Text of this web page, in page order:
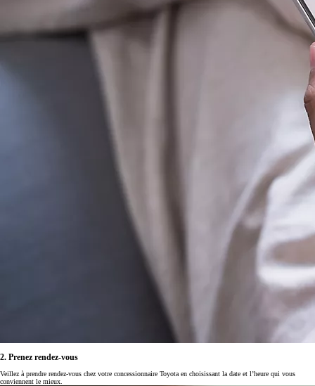
2. Prenez rendez-vous
Veillez à prendre rendez-vous chez votre concessionnaire Toyota en choisissant la date et l’heure qui vous
conviennent le mieux.